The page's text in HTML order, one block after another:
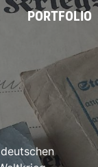
PORTFOLIO